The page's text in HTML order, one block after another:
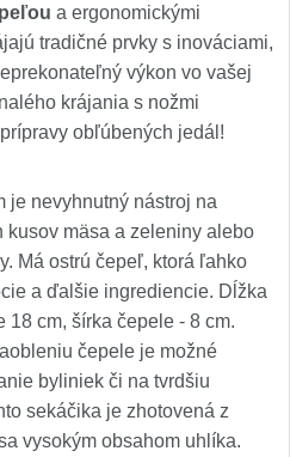
a ergonomickými
tradičné prvky s inováciami,
výkon vo vašej
krájania s nožmi
obľúbených jedál!
je nevyhnutný nástroj na
kusov mäsa a zeleniny alebo
Má ostrú čepeľ, ktorá ľahko
a ďalšie ingrediencie. Dĺžka
18 cm, šírka čepele - 8 cm.
čepele je možné
byliniek či na tvrdšiu
sekáčika je zhotovená z
vysokým obsahom uhlíka.